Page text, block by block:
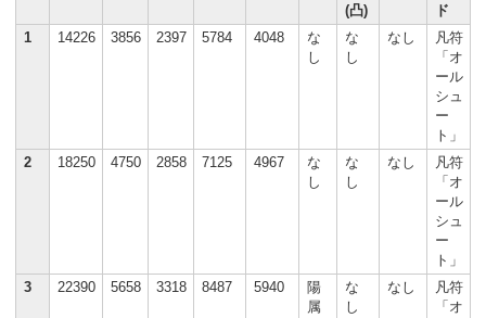
(凸)
ド
1
14226 3856 2397 5784 4048
な
し
な
し
なし
凡符
「オ
ール
シュ
ー
ト」
2
18250 4750 2858 7125 4967
な
し
な
し
なし
凡符
「オ
ール
シュ
ー
ト」
3
22390 5658 3318 8487 5940
陽
属
な
し
なし
凡符
「オ